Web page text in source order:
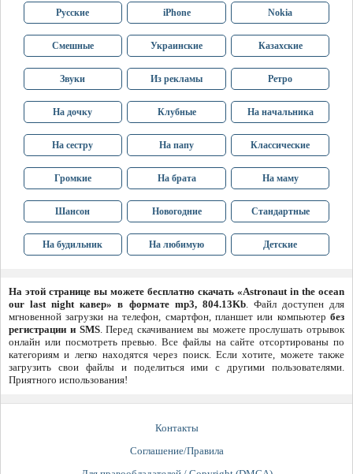
Русские iPhone Nokia
Смешные Украинские Казахские
Звуки Из рекламы Ретро
На дочку Клубные На начальника
На сестру На папу Классические
Громкие На брата На маму
Шансон Новогодние Стандартные
На будильник На любимую Детские
На этой странице вы можете бесплатно скачать «Astronaut in the ocean
our last night кавер» в формате mp3, 804.13Kb. Файл доступен для
мгновенной загрузки на телефон, смартфон, планшет или компьютер без
регистрации и SMS. Перед скачиванием вы можете прослушать отрывок
онлайн или посмотреть превью. Все файлы на сайте отсортированы по
категориям и легко находятся через поиск. Если хотите, можете также
загрузить свои файлы и поделиться ими с другими пользователями.
Приятного использования!
Контакты
Соглашение/Правила